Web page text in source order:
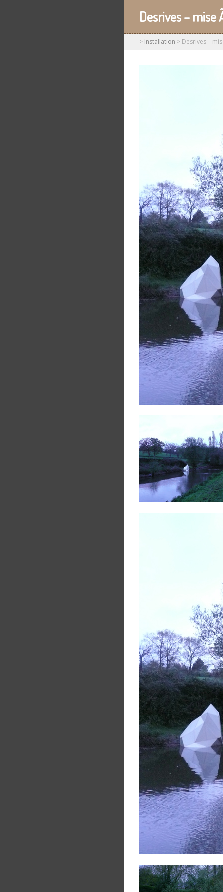
Desrives – mise
> Installation > Desrives –